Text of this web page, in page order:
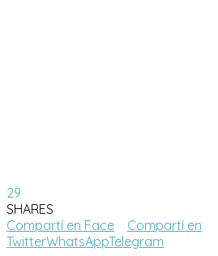
29
SHARES
Compartí en Face
Compartí en
TwitterWhatsAppTelegram